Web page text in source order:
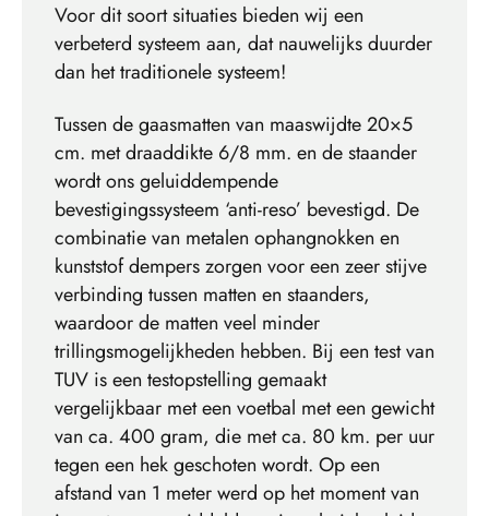
Voor dit soort situaties bieden wij een
verbeterd systeem aan, dat nauwelijks duurder
dan het traditionele systeem!
Tussen de gaasmatten van maaswijdte 20×5
cm. met draaddikte 6/8 mm. en de staander
wordt ons geluiddempende
bevestigingssysteem ‘anti-reso’ bevestigd. De
combinatie van metalen ophangnokken en
kunststof dempers zorgen voor een zeer stijve
verbinding tussen matten en staanders,
waardoor de matten veel minder
trillingsmogelijkheden hebben. Bij een test van
TUV is een testopstelling gemaakt
vergelijkbaar met een voetbal met een gewicht
van ca. 400 gram, die met ca. 80 km. per uur
tegen een hek geschoten wordt. Op een
afstand van 1 meter werd op het moment van